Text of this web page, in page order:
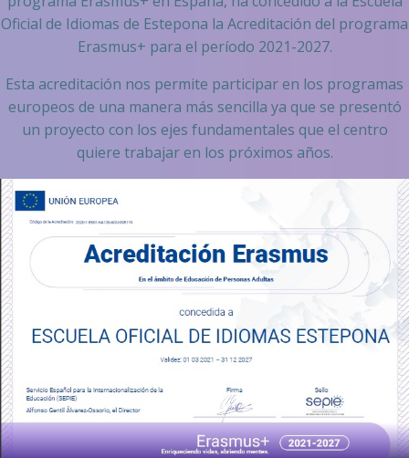
Oficial de Idiomas de Estepona la Acreditación del programa
Erasmus+ para el período 2021-2027.
Esta acreditación nos permite participar en los programas
europeos de una manera más sencilla ya que se presentó
un proyecto con los ejes fundamentales que el centro
quiere trabajar en los próximos años.